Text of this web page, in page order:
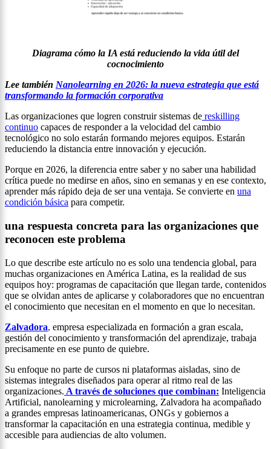
Diagrama cómo la IA está reduciendo la vida útil del
cocnocimiento
Lee también Nanolearning en 2026: la nueva estrategia que está
transformando la formación corporativa
Las organizaciones que logren construir sistemas de reskilling
continuo capaces de responder a la velocidad del cambio
tecnológico no solo estarán formando mejores equipos. Estarán
reduciendo la distancia entre innovación y ejecución.
Porque en 2026, la diferencia entre saber y no saber una habilidad
crítica puede no medirse en años, sino en semanas y en ese contexto,
aprender más rápido deja de ser una ventaja. Se convierte en una
condición básica para competir.
una respuesta concreta para las organizaciones que
reconocen este problema
Lo que describe este artículo no es solo una tendencia global, para
muchas organizaciones en América Latina, es la realidad de sus
equipos hoy: programas de capacitación que llegan tarde, contenidos
que se olvidan antes de aplicarse y colaboradores que no encuentran
el conocimiento que necesitan en el momento en que lo necesitan.
Zalvadora, empresa especializada en formación a gran escala,
gestión del conocimiento y transformación del aprendizaje, trabaja
precisamente en ese punto de quiebre.
Su enfoque no parte de cursos ni plataformas aisladas, sino de
sistemas integrales diseñados para operar al ritmo real de las
organizaciones. A través de soluciones que combinan: Inteligencia
Artificial, nanolearning y microlearning, Zalvadora ha acompañado
a grandes empresas latinoamericanas, ONGs y gobiernos a
transformar la capacitación en una estrategia continua, medible y
accesible para audiencias de alto volumen.